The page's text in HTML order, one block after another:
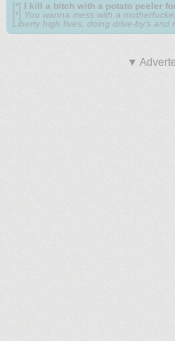
[*] I kill a bitch with a potato peeler
[*] You wanna mess with a
Liberty high fives, doing drive-by’s and
▼